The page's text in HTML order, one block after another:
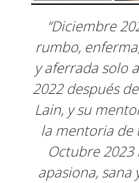
“Diciembre
rumbo,
y aferrada solo
2022 después
Lain, y su
la mentoria de
Octubre
apasiona, sana